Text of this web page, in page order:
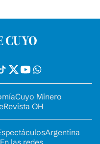
Cuyo Minero
Revista OH
Argentina
En las redes